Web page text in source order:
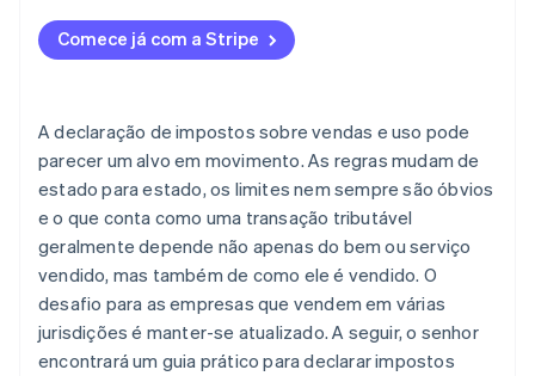
Agregue e valide seus dados de transação
Calcule o que você deve
Mantenha registros e trilhas de auditoria sólidos
Regras estaduais conflitantes
Limites de nexo econômico
Conciliação e precisão dos dados
Exposição à auditoria
Comece já com a Stripe
A declaração de impostos sobre vendas e uso pode
parecer um alvo em movimento. As regras mudam de
estado para estado, os limites nem sempre são óbvios
e o que conta como uma transação tributável
geralmente depende não apenas do bem ou serviço
vendido, mas também de como ele é vendido. O
desafio para as empresas que vendem em várias
jurisdições é manter-se atualizado. A seguir, o senhor
encontrará um guia prático para declarar impostos